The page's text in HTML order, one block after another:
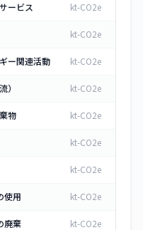
ービス kt-CO2e
kt-CO2e
ー関連活動 kt-CO2e
） kt-CO2e
物 kt-CO2e
kt-CO2e
kt-CO2e
使用 kt-CO2e
廃棄 kt-CO2e